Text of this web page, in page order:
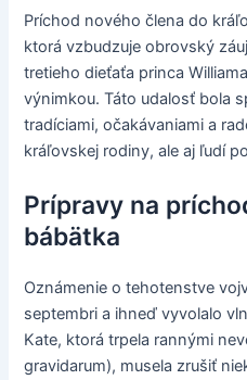
Príchod nového člena do
ktorá vzbudzuje obrovský
tretieho dieťaťa princa
výnimkou. Táto udalosť bola
tradíciami, očakávaniami a
kráľovskej rodiny, ale aj ľudí
Prípravy na
bábätka
Oznámenie o tehotenstve
septembri a ihneď vyvolalo
Kate, ktorá trpela rannými
gravidarum), musela zrušiť